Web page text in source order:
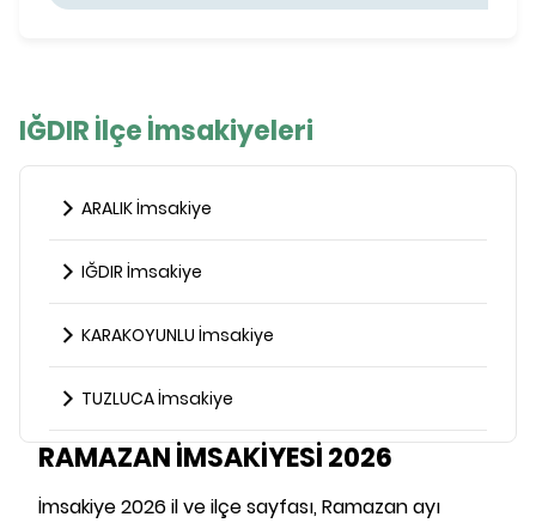
IĞDIR İlçe İmsakiyeleri
ARALIK İmsakiye
IĞDIR İmsakiye
KARAKOYUNLU İmsakiye
TUZLUCA İmsakiye
RAMAZAN İMSAKİYESİ 2026
İmsakiye 2026 il ve ilçe sayfası, Ramazan ayı